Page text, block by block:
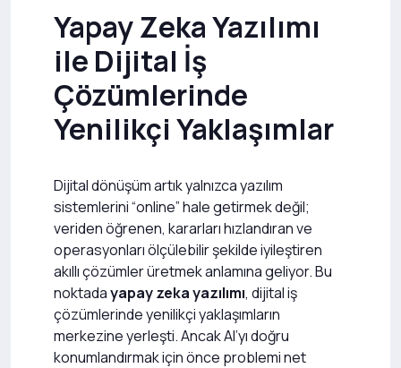
Yapay Zeka Yazılımı
ile Dijital İş
Çözümlerinde
Yenilikçi Yaklaşımlar
Dijital dönüşüm artık yalnızca yazılım
sistemlerini “online” hale getirmek değil;
veriden öğrenen, kararları hızlandıran ve
operasyonları ölçülebilir şekilde iyileştiren
akıllı çözümler üretmek anlamına geliyor. Bu
noktadayapay zeka yazılımı, dijital iş
çözümlerinde yenilikçi yaklaşımların
merkezine yerleşti. Ancak AI’yı doğru
konumlandırmak için önce problemi net